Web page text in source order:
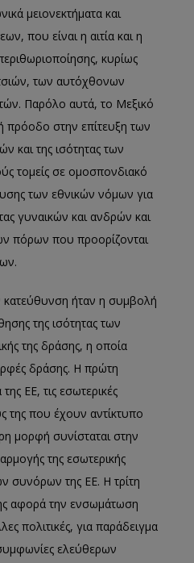
μειονεκτήματα και
που είναι η αιτία και η
κυρίως
των αυτόχθονων
Παρόλο αυτά, το Μεξικό
πρόοδο στην επίτευξη των
και της ισότητας των
τομείς σε ομοσπονδιακό
των εθνικών νόμων για
γυναικών και ανδρών και
πόρων που προορίζονται
κατεύθυνση ήταν η συμβολή
της ισότητας των
της δράσης, η οποία
δράσης. Η πρώτη
ΕΕ, τις εσωτερικές
της που έχουν αντίκτυπο
μορφή συνίσταται στην
της εσωτερικής
συνόρων της ΕΕ. Η τρίτη
αφορά την ενσωμάτωση
πολιτικές, για παράδειγμα
ελεύθερων